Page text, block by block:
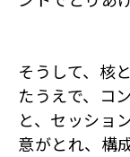
そうして、核
たうえで、コ
と、セッショ
意がとれ、構